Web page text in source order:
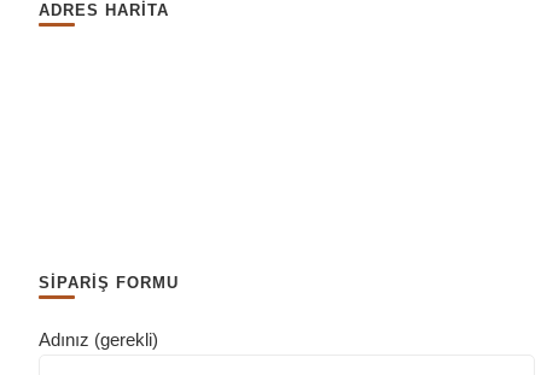
ADRES HARİTA
SİPARİŞ FORMU
Adınız (gerekli)